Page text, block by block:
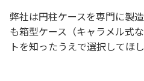
弊社は円柱ケースを専門に製
も箱型ケース（キャラメル式
トを知ったうえで選択してほ